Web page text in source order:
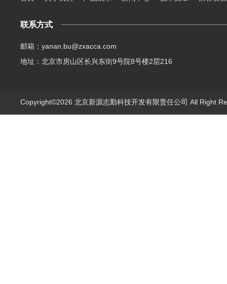
联系方式
邮箱：yanan.bu@zxacca.com
地址：北京市房山区长兴东街9号院8号楼2层216
Copyright©2026 北京新源志勤科技开发有限责任公司 All Right